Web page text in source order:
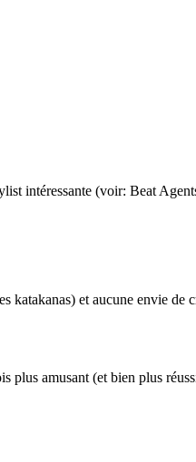
intéressante (voir: Beat
katakanas) et aucune envie
plus amusant (et bien plus